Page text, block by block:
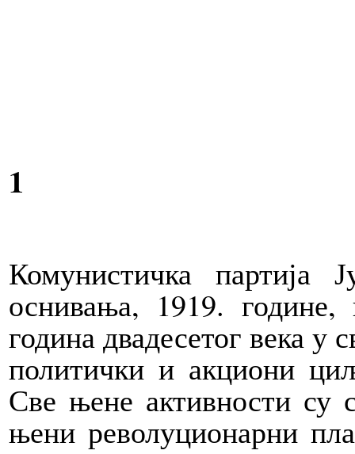
1
Комунистичка партија
оснивања, 1919.
година двадесетог века у
политички и акциони
Све њене активности су
њени револуционарни